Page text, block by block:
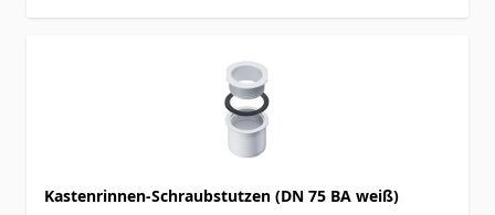
Kastenrinnen-Schraubstutzen (DN 75 BA weiß)